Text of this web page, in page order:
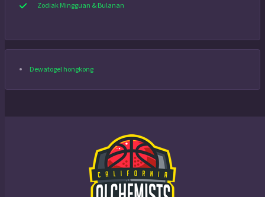
Zodiak Mingguan & Bulanan
Dewatogel hongkong